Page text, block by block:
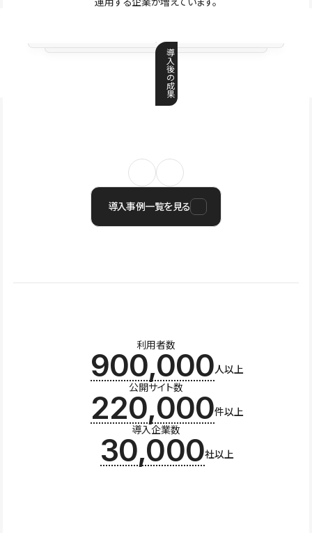
導
入
後
の
成
果
導入事例一覧を見る
利用者数
900,000人以上
公開サイト数
220,000件以上
導入企業数
30,000社以上